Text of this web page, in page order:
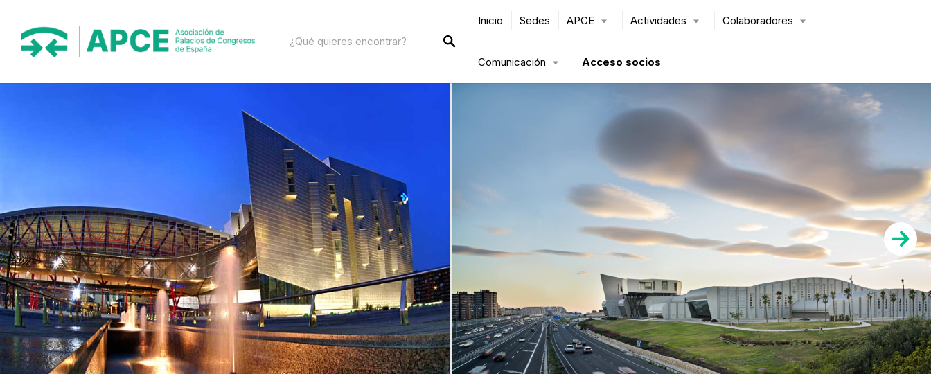
Inicio Sedes APCE Actividades Colaboradores
Comunicación Acceso socios